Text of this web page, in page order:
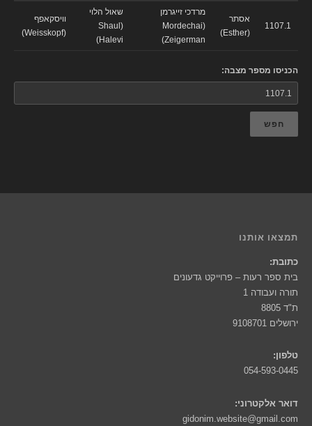
1107.1
אסתר
(Esther)
מרדכי זייגרמן
(Mordechai
Zeigerman)
שאול הלוי
(Shaul
Halevi)
וויסקאפף
(Weisskopf)
הכניסו מספר מצבה:
חפש
תמצאו אותנו
כתובת:
בית ספר רעות – פרוייקט גדעונים
תורה ועבודה 1
ת"ד 8805
ירושלים 9108701
טלפון:
054-593-0445
דואר אלקטרוני:
gidonim.website@gmail.com